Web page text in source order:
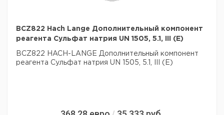
BCZ822 Hach Lange Дополнительный компонент
реагента Сульфат натрия UN 1505, 5.1, III (E)
BCZ822 HACH-LANGE Дополнительный компонент
реагента Сульфат натрия UN 1505, 5.1, III (E)